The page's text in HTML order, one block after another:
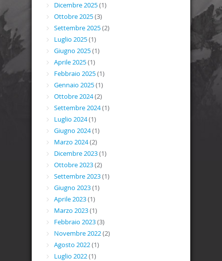
Dicembre 2025(1)
Ottobre 2025(3)
Settembre 2025(2)
Luglio 2025(1)
Giugno 2025(1)
Aprile 2025(1)
Febbraio 2025(1)
Gennaio 2025(1)
Ottobre 2024(2)
Settembre 2024(1)
Luglio 2024(1)
Giugno 2024(1)
Marzo 2024(2)
Dicembre 2023(1)
Ottobre 2023(2)
Settembre 2023(1)
Giugno 2023(1)
Aprile 2023(1)
Marzo 2023(1)
Febbraio 2023(3)
Novembre 2022(2)
Agosto 2022(1)
Luglio 2022(1)